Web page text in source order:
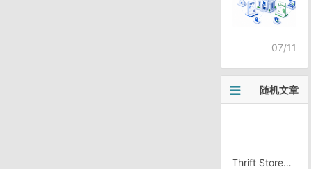
07/11
随机文章
Thrift Store二手店